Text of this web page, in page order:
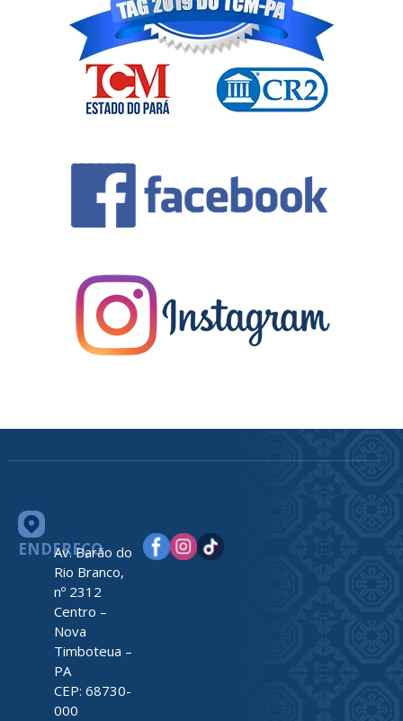
ENDEREÇO
Av. Barão do
Rio Branco,
nº 2312
Centro –
Nova
Timboteua –
PA
CEP: 68730-
000